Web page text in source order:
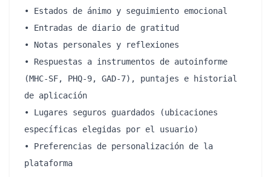
• Estados de ánimo y seguimiento emocional
• Entradas de diario de gratitud
• Notas personales y reflexiones
• Respuestas a instrumentos de autoinforme
(MHC-SF, PHQ-9, GAD-7), puntajes e historial
de aplicación
• Lugares seguros guardados (ubicaciones
específicas elegidas por el usuario)
• Preferencias de personalización de la
plataforma